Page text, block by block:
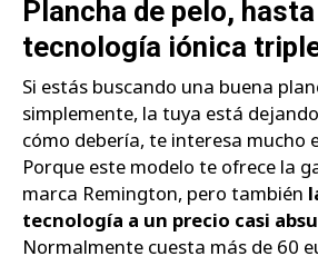
Plancha de pelo,
tecnología iónica
Si estás buscando una buena
simplemente, la tuya está
cómo debería, te interesa mucho
Porque este modelo te ofrece la
marca Remington, pero también
tecnología a un precio casi
Normalmente cuesta más de 60